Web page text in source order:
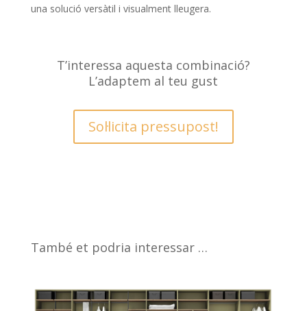
una solució versàtil i visualment lleugera.
T’interessa aquesta combinació?
L’adaptem al teu gust
Sol·licita pressupost!
També et podria interessar …